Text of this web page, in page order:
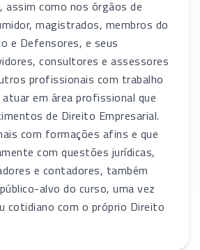
assim como nos órgãos de
magistrados, membros do
e Defensores, e seus
consultores e assessores
profissionais com trabalho
em área profissional que
de Direito Empresarial.
com formações afins e que
com questões jurídicas,
e contadores, também
alvo do curso, uma vez
cotidiano com o próprio Direito